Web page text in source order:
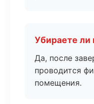
Убираете ли
Да, после
проводится
помещения.